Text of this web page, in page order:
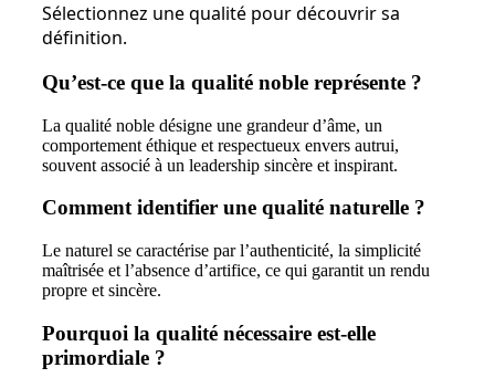
Sélectionnez une qualité pour découvrir sa
définition.
Qu’est-ce que la qualité noble représente ?
La qualité noble désigne une grandeur d’âme, un
comportement éthique et respectueux envers autrui,
souvent associé à un leadership sincère et inspirant.
Comment identifier une qualité naturelle ?
Le naturel se caractérise par l’authenticité, la simplicité
maîtrisée et l’absence d’artifice, ce qui garantit un rendu
propre et sincère.
Pourquoi la qualité nécessaire est-elle
primordiale ?